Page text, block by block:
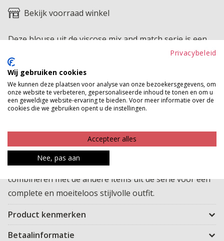
Bekijk voorraad winkel
Deze blouse uit de viscose mix and match serie is een
luchtige en stijlvolle toevoeging aan jouw garderobe.
De ruimvallende pasvorm en de zachte viscose stof
zorgen voor een heerlijk comfortabel gevoel, ideaal
voor warme dagen of een relaxte casual look. De korte
mouwen en de mooie V hals geven de top een
mooi uitkomt. Het subtiele plooitje bij de V hals zorgt
voor net wat extra ruimte bij de buste en geeft de
blouse een speelse en vrouwelijke touch. Perfect te
combineren met de andere items uit de serie voor een
complete en moeiteloos stijlvolle outfit.
Product kenmerken
Betaalinformatie
Privacybeleid
Wij gebruiken cookies
We kunnen deze plaatsen voor analyse van onze bezoekersgegevens, om
onze website te verbeteren, gepersonaliseerde inhoud te tonen en om u
een geweldige website-ervaring te bieden. Voor meer informatie over de
cookies die we gebruiken opent u de instellingen.
Accepteer alles
Nee, pas aan